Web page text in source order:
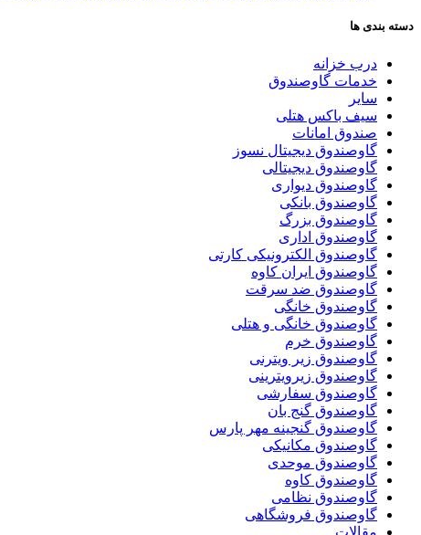
دسته بندی ها
درب خزانه
خدمات گاوصندوق
سایر
سیف باکس هتلی
صندوق امانات
گاوصندوق دیجیتال نسوز
گاوصندوق دیجیتالی
گاوصندوق دیواری
گاوصندوق بانکی
گاوصندوق بزرگ
گاوصندوق اداری
گاوصندوق الکترونیکی کارتی
گاوصندوق ایران کاوه
گاوصندوق ضد سرقت
گاوصندوق خانگی
گاوصندوق خانگی و هتلی
گاوصندوق خرم
گاوصندوق زیر ویترنی
گاوصندوق زیرویترینی
گاوصندوق سفارشی
گاوصندوق گنج بان
گاوصندوق گنجینه مهر پارس
گاوصندوق مکانیکی
گاوصندوق موحدی
گاوصندوق کاوه
گاوصندوق نظامی
گاوصندوق فروشگاهی
مقالات